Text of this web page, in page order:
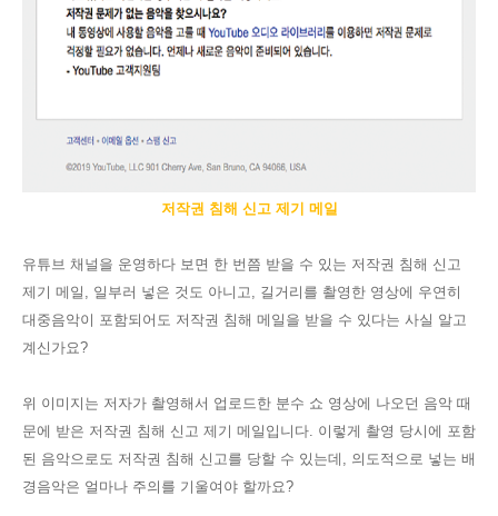
저작권 침해 신고 제기 메일
유튜브 채널을 운영하다 보면 한 번쯤 받을 수 있는 저작권 침해 신고
제기 메일, 일부러 넣은 것도 아니고, 길거리를 촬영한 영상에 우연히
대중음악이 포함되어도 저작권 침해 메일을 받을 수 있다는 사실 알고
계신가요?
위 이미지는 저자가 촬영해서 업로드한 분수 쇼 영상에 나오던 음악 때
문에 받은 저작권 침해 신고 제기 메일입니다. 이렇게 촬영 당시에 포함
된 음악으로도 저작권 침해 신고를 당할 수 있는데, 의도적으로 넣는 배
경음악은 얼마나 주의를 기울여야 할까요?